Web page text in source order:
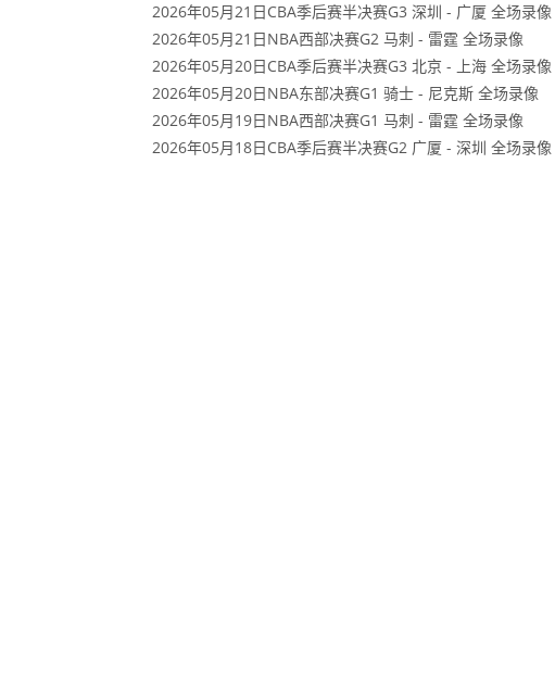
2026年05月21日CBA季后赛半决赛G3 深圳 - 广厦 全场录像
2026年05月21日NBA西部决赛G2 马刺 - 雷霆 全场录像
2026年05月20日CBA季后赛半决赛G3 北京 - 上海 全场录像
2026年05月20日NBA东部决赛G1 骑士 - 尼克斯 全场录像
2026年05月19日NBA西部决赛G1 马刺 - 雷霆 全场录像
2026年05月18日CBA季后赛半决赛G2 广厦 - 深圳 全场录像